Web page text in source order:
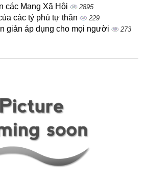
các Mạng Xã Hội 2895
các tỷ phú tự thân 229
giản áp dụng cho mọi người 273